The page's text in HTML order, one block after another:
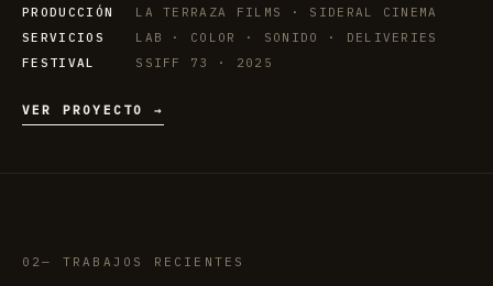
PRODUCCIÓN
LA TERRAZA FILMS · SIDERAL CINEMA
SERVICIOS
LAB · COLOR · SONIDO · DELIVERIES
FESTIVAL
SSIFF 73 · 2025
VER PROYECTO →
02 TRABAJOS RECIENTES